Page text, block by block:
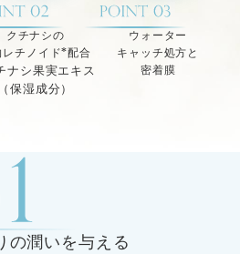
クチナシの
レチノイド*配合
ナシ果実エキス
（保湿成分）
ウォーター
キャッチ処方と
密着膜
の潤いを与える